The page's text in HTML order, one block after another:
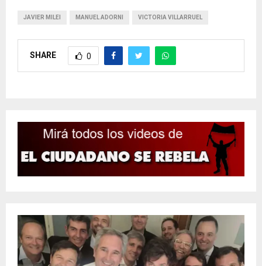
JAVIER MILEI MANUEL ADORNI VICTORIA VILLARRUEL
SHARE 0